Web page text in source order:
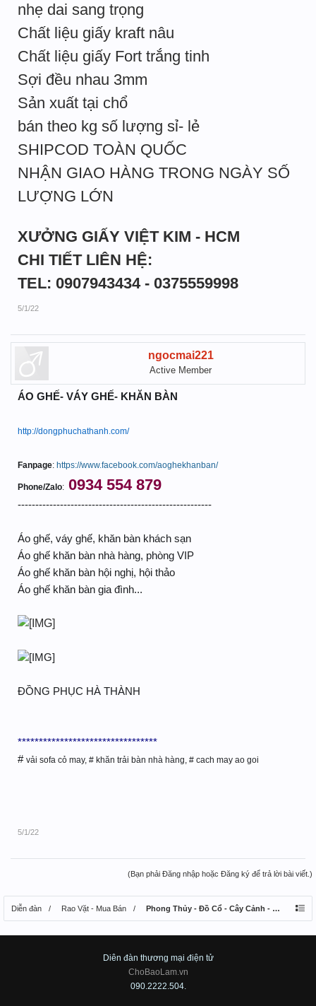
nhẹ dai sang trọng
Chất liệu giấy kraft nâu
Chất liệu giấy Fort trắng tinh
Sợi đều nhau 3mm
Sản xuất tại chổ
bán theo kg số lượng sỉ- lẻ
SHIPCOD TOÀN QUỐC
NHẬN GIAO HÀNG TRONG NGÀY SỐ
LƯỢNG LỚN
XƯỞNG GIẤY VIỆT KIM - HCM
CHI TIẾT LIÊN HỆ:
TEL: 0907943434 - 0375559998
5/1/22
ngocmai221
Active Member
ÁO GHẾ- VÁY GHẾ- KHĂN BÀN
http://dongphuchathanh.com/
Fanpage: https://www.facebook.com/aoghekhanban/
Phone/Zalo: 0934 554 879
-------------------------------------------------------
Áo ghế, váy ghế, khăn bàn khách sạn
Áo ghế khăn bàn nhà hàng, phòng VIP
Áo ghế khăn bàn hội nghị, hội thảo
Áo ghế khăn bàn gia đình...
ĐỒNG PHỤC HÀ THÀNH
*********************************
# vải sofa cỏ may, # khăn trải bàn nhà hàng, # cach may ao goi
5/1/22
(Bạn phải Đăng nhập hoặc Đăng ký để trả lời bài viết.)
Diễn đàn Rao Vặt - Mua Bán Phong Thủy - Đồ Cổ - Cây Cảnh - Thú Nuôi
Diên đàn thương mại điện tử
ChoBaoLam.vn
090.2222.504.